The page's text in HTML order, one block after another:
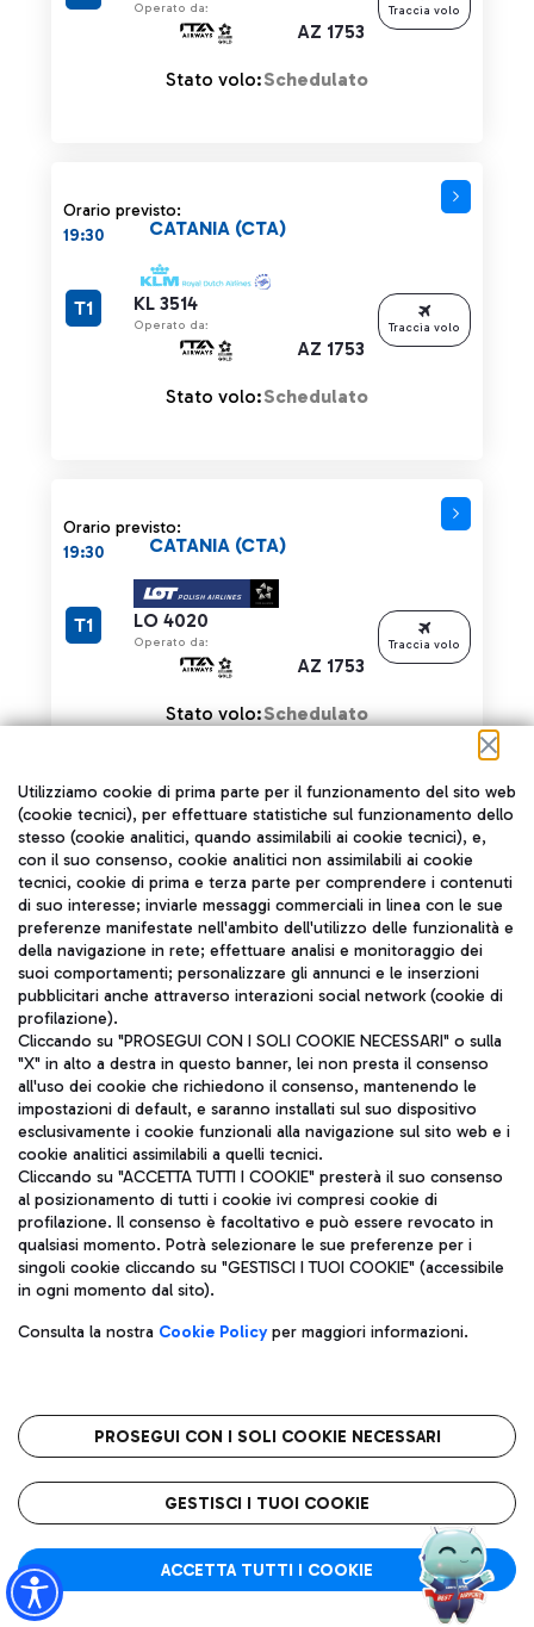
Operato da:
AZ 1753
Stato volo:Schedulato
Traccia volo
Orario previsto:
19:30
KL 3514
Operato da:
AZ 1753
CATANIA (CTA)
T1
Stato volo:Schedulato
Traccia volo
Orario previsto:
19:30
LO 4020
Operato da:
AZ 1753
CATANIA (CTA)
T1
Stato volo:Schedulato
Traccia volo
Orario previsto:
19:30
LH 5090
Operato da:
AZ 1753
CATANIA (CTA)
T1
Stato volo: Schedulato
Traccia volo
Orario previsto:
19:30
LG 1217
Operato da:
CATANIA (CTA)
Stato volo: Schedulato
Traccia volo
Orario previsto:
TK 8217
Operato da:
CATANIA (CTA)
Traccia volo
Utilizziamo cookie di prima parte per il funzionamento del sito web
(cookie tecnici), per effettuare statistiche sul funzionamento dello
stesso (cookie analitici, quando assimilabili ai cookie tecnici), e,
con il suo consenso, cookie analitici non assimilabili ai cookie
tecnici, cookie di prima e terza parte per comprendere i contenuti
di suo interesse; inviarle messaggi commerciali in linea con le sue
preferenze manifestate nell'ambito dell'utilizzo delle funzionalità e
della navigazione in rete; effettuare analisi e monitoraggio dei
suoi comportamenti; personalizzare gli annunci e le inserzioni
pubblicitari anche attraverso interazioni social network (cookie di
profilazione).
Cliccando su "PROSEGUI CON I SOLI COOKIE NECESSARI" o sulla
"X" in alto a destra in questo banner, lei non presta il consenso
all'uso dei cookie che richiedono il consenso, mantenendo le
impostazioni di default, e saranno installati sul suo dispositivo
esclusivamente i cookie funzionali alla navigazione sul sito web e i
cookie analitici assimilabili a quelli tecnici.
Cliccando su "ACCETTA TUTTI I COOKIE" presterà il suo consenso
al posizionamento di tutti i cookie ivi compresi cookie di
profilazione. Il consenso è facoltativo e può essere revocato in
qualsiasi momento. Potrà selezionare le sue preferenze per i
singoli cookie cliccando su "GESTISCI I TUOI COOKIE" (accessibile
in ogni momento dal sito).
Consulta la nostra Cookie Policyper maggiori informazioni.
PROSEGUI CON I SOLI COOKIE NECESSARI
GESTISCI I TUOI COOKIE
ACCETTA TUTTI I COOKIE